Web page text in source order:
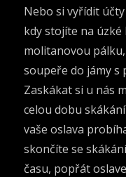
Nebo si vyřídit
kdy stojíte na úzké
molitanovou
soupeře do jámy s
Zaskákat si u nás
celou dobu
vaše oslava
skončíte se
času, popřát